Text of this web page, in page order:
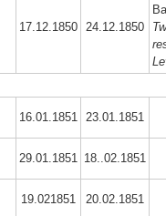
17.12.1850 24.12.1850
16.01.1851 23.01.1851
29.01.1851 18..02.1851
19.021851 20.02.1851